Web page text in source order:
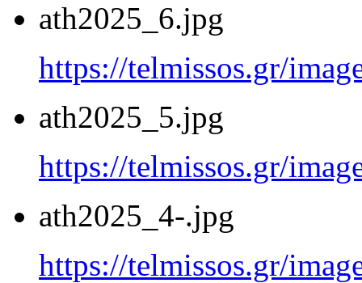
ath2025_6.jpg
https://telmissos.gr/
ath2025_5.jpg
https://telmissos.gr/
ath2025_4-.jpg
https://telmissos.gr/